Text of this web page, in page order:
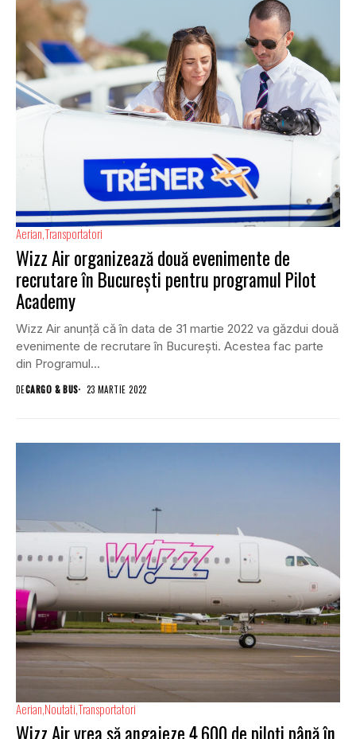
AerianTransportatori
Wizz Air organizează două evenimente de
recrutare în București pentru programul Pilot
Academy
Wizz Air anunță că în data de 31 martie 2022 va găzdui două
evenimente de recrutare în București. Acestea fac parte
din Programul...
DECARGO & BUS 23 MARTIE 2022
Aerian NoutatiTransportatori